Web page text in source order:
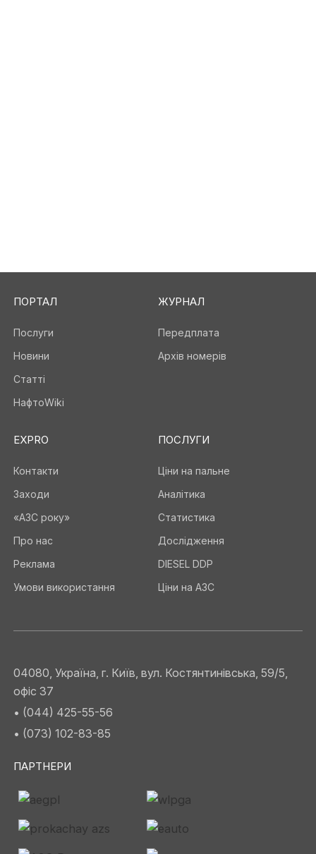
ПОРТАЛ
Послуги
Новини
Статті
НафтоWiki
ЖУРНАЛ
Передплата
Архів номерів
EXPRO
Контакти
Заходи
«АЗС року»
Про нас
Реклама
Умови використання
ПОСЛУГИ
Ціни на пальне
Аналітика
Статистика
Дослідження
DIESEL DDP
Ціни на АЗС
04080, Україна, г. Київ, вул. Костянтинівська, 59/5,
офіс 37
• (044) 425-55-56
• (073) 102-83-85
ПАРТНЕРИ